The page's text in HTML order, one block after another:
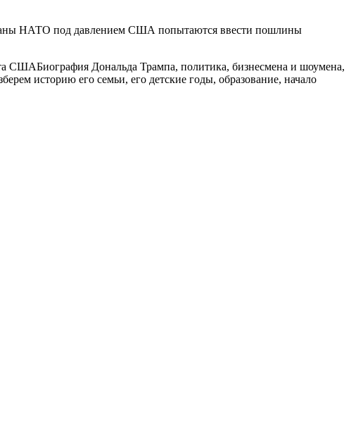
НАТО под давлением США попытаются ввести пошлины
СШАБиография Дональда Трампа, политика, бизнесмена и шоумена,
историю его семьи, его детские годы, образование, начало